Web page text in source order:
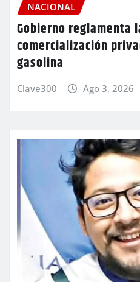
NACIONAL
Gobierno reglamenta
comercialización
gasolina
Clave300 Ago 3, 2026